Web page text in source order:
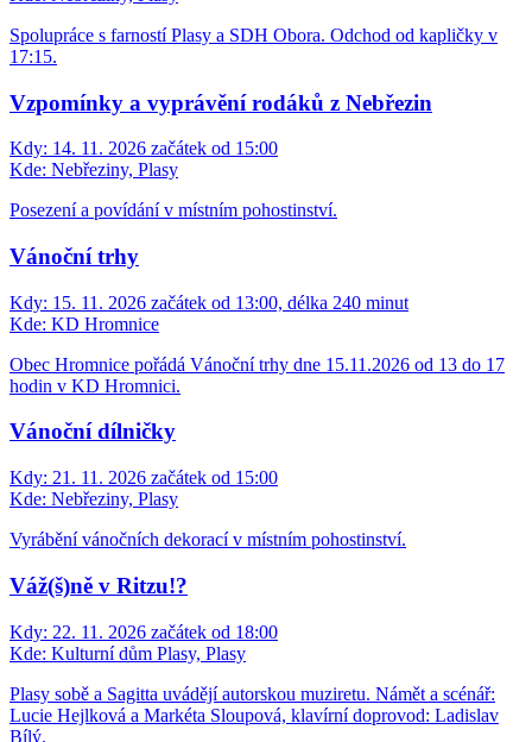
Spolupráce s farností Plasy a SDH Obora. Odchod od kapličky v
17:15.
Vzpomínky a vyprávění rodáků z Nebřezin
Kdy: 14. 11. 2026 začátek od 15:00
Kde: Nebřeziny, Plasy
Posezení a povídání v místním pohostinství.
Vánoční trhy
Kdy: 15. 11. 2026 začátek od 13:00, délka 240 minut
Kde: KD Hromnice
Obec Hromnice pořádá Vánoční trhy dne 15.11.2026 od 13 do 17
hodin v KD Hromnici.
Vánoční dílničky
Kdy: 21. 11. 2026 začátek od 15:00
Kde: Nebřeziny, Plasy
Vyrábění vánočních dekorací v místním pohostinství.
Váž(š)ně v Ritzu!?
Kdy: 22. 11. 2026 začátek od 18:00
Kde: Kulturní dům Plasy, Plasy
Plasy sobě a Sagitta uvádějí autorskou muziretu. Námět a scénář:
Lucie Hejlková a Markéta Sloupová, klavírní doprovod: Ladislav
Bílý.